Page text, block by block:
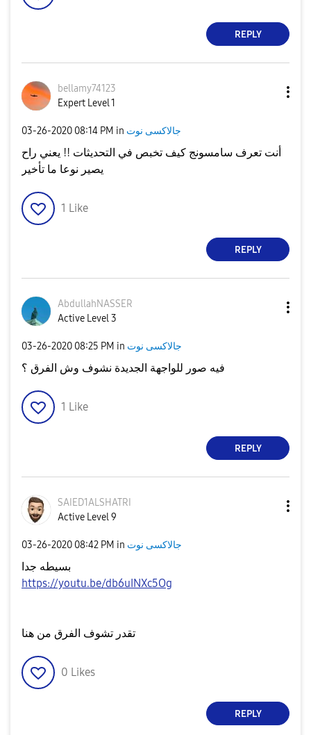
REPLY
bellamy74123
Expert Level 1
‎03-26-2020 08:14 PM in جالاكسى نوت
أنت تعرف سامسونج كيف تخبص في التحديثات !! يعني راح
يصير نوعا ما تأخير
1 Like
REPLY
AbdullahNASSER
Active Level 3
‎03-26-2020 08:25 PM in جالاكسى نوت
فيه صور للواجهة الجديدة نشوف وش الفرق ؟
1 Like
REPLY
SAIED1ALSHATRI
Active Level 9
‎03-26-2020 08:42 PM in جالاكسى نوت
بسيطه جدا
https://youtu.be/db6uINXc5Og
تقدر تشوف الفرق من هنا
0 Likes
REPLY